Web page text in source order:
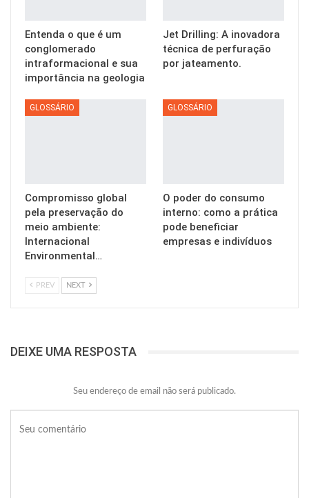
Entenda o que é um
conglomerado
intraformacional e sua
importância na geologia
Jet Drilling: A inovadora
técnica de perfuração
por jateamento.
GLOSSÁRIO
Compromisso global
pela preservação do
meio ambiente:
Internacional
Environmental…
GLOSSÁRIO
O poder do consumo
interno: como a prática
pode beneficiar
empresas e indivíduos
PREV NEXT
DEIXE UMA RESPOSTA
Seu endereço de email não será publicado.